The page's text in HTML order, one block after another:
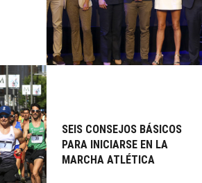
SEIS CONSEJOS BÁSICOS
PARA INICIARSE EN LA
MARCHA ATLÉTICA